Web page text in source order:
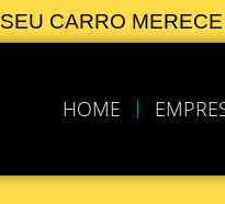
SEU CARRO
HOME